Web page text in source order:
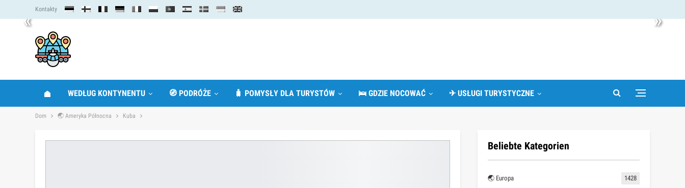
« »
Kontakty
WEDŁUG KONTYNENTU 🧭 PODRÓŻE 🧳 POMYSŁY DLA TURYSTÓW 🛌 GDZIE NOCOWAĆ ✈ USŁUGI TURYSTYCZNE
Dom 🌏 Ameryka Północna Kuba
Beliebte Kategorien
🌏 Europa 1428